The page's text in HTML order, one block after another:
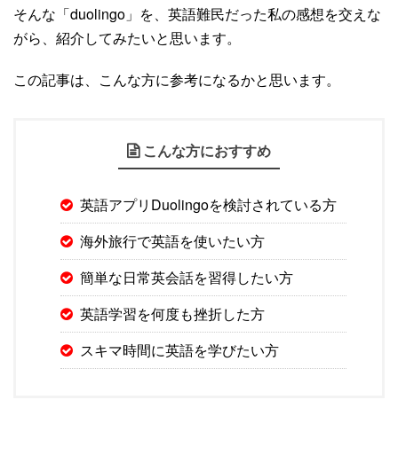
そんな「duolingo」を、英語難民だった私の感想を交えな
がら、紹介してみたいと思います。
この記事は、こんな方に参考になるかと思います。
こんな方におすすめ
英語アプリDuolingoを検討されている方
海外旅行で英語を使いたい方
簡単な日常英会話を習得したい方
英語学習を何度も挫折した方
スキマ時間に英語を学びたい方